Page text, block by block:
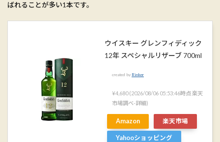
ばれることが多い1本です。
ウイスキー グレンフィディック
12年 スペシャルリザーブ 700ml
created by Rinker
¥4,680 (2026/08/06 05:53:46時点 楽天
市場調べ-詳細)
Amazon 楽天市場
Yahooショッピング